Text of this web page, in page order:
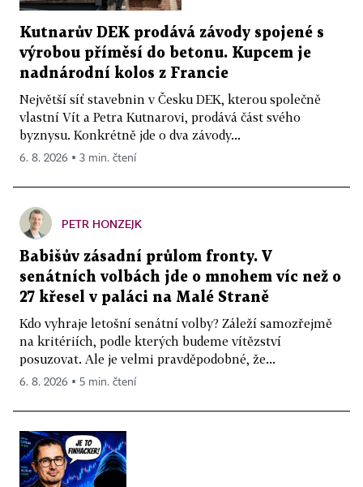
Kutnarův DEK prodává závody spojené s
výrobou příměsí do betonu. Kupcem je
nadnárodní kolos z Francie
Největší síť stavebnin v Česku DEK, kterou společně
vlastní Vít a Petra Kutnarovi, prodává část svého
byznysu. Konkrétně jde o dva závody...
6. 8. 2026 ▪ 3 min. čtení
PETR HONZEJK
Babišův zásadní průlom fronty. V
senátních volbách jde o mnohem víc než o
27 křesel v paláci na Malé Straně
Kdo vyhraje letošní senátní volby? Záleží samozřejmě
na kritériích, podle kterých budeme vítězství
posuzovat. Ale je velmi pravděpodobné, že...
6. 8. 2026 ▪ 5 min. čtení